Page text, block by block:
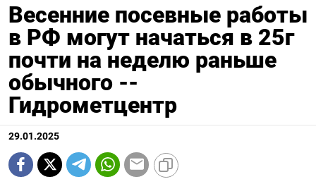
Весенние посевные работы
в РФ могут начаться в 25г
почти на неделю раньше
обычного --
Гидрометцентр
29.01.2025